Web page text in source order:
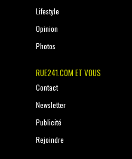
Lifestyle
Opinion
Photos
RUE241.COM ET VOUS
Contact
Newsletter
Publicité
Rejoindre